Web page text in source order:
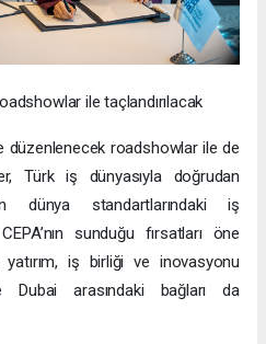
ile taçlandırılacak
düzenlenecek roadshowlar ile de
Türk iş dünyasıyla doğrudan
dünya standartlarındaki iş
sunduğu fırsatları öne
iş birliği ve inovasyonu
arasındaki bağları da